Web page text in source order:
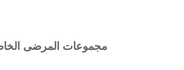
مجموعات المرضى